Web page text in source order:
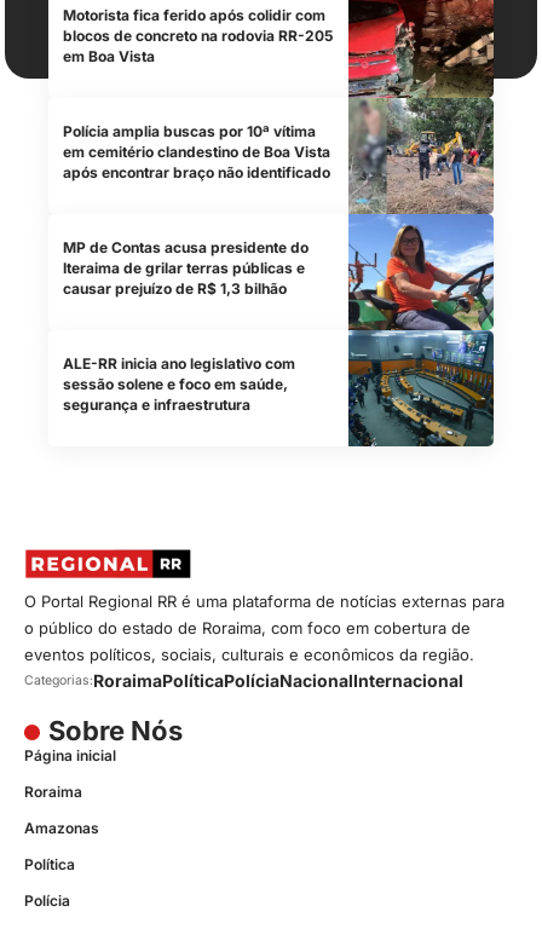
Motorista fica ferido após colidir com
blocos de concreto na rodovia RR-205
em Boa Vista
Polícia amplia buscas por 10ª vítima
em cemitério clandestino de Boa Vista
após encontrar braço não identificado
MP de Contas acusa presidente do
Iteraima de grilar terras públicas e
causar prejuízo de R$ 1,3 bilhão
ALE-RR inicia ano legislativo com
sessão solene e foco em saúde,
segurança e infraestrutura
O Portal Regional RR é uma plataforma de notícias externas para
o público do estado de Roraima, com foco em cobertura de
eventos políticos, sociais, culturais e econômicos da região.
Categorias:RoraimaPolíticaPolíciaNacionalInternacional
Sobre Nós
Página inicial
Roraima
Amazonas
Política
Polícia